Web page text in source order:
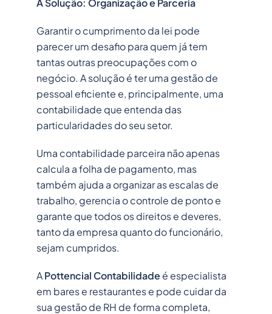
A Solução: Organização e Parceria
Garantir o cumprimento da lei pode
parecer um desafio para quem já tem
tantas outras preocupações com o
negócio. A solução é ter uma gestão de
pessoal eficiente e, principalmente, uma
contabilidade que entenda das
particularidades do seu setor.
Uma contabilidade parceira não apenas
calcula a folha de pagamento, mas
também ajuda a organizar as escalas de
trabalho, gerencia o controle de ponto e
garante que todos os direitos e deveres,
tanto da empresa quanto do funcionário,
sejam cumpridos.
APottencial Contabilidade é especialista
em bares e restaurantes e pode cuidar da
sua gestão de RH de forma completa,